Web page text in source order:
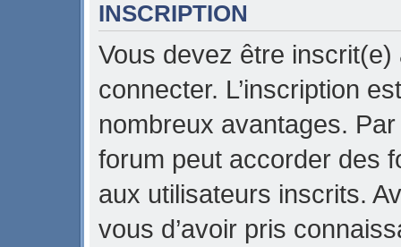
INSCRIPTION
Vous devez être
connecter. L’inscription
nombreux avantages.
forum peut accorder des
aux utilisateurs inscrits.
vous d’avoir pris